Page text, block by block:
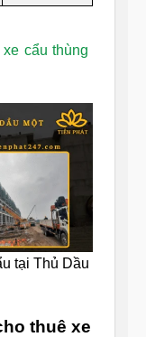
cẩu thùng
tại Thủ Dầu
thuê xe